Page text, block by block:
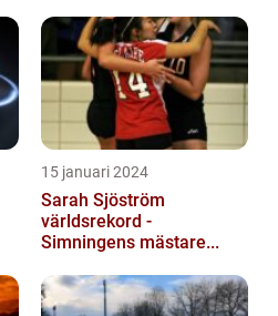
15 januari 2024
Sarah Sjöström
världsrekord -
Simningens mästare...